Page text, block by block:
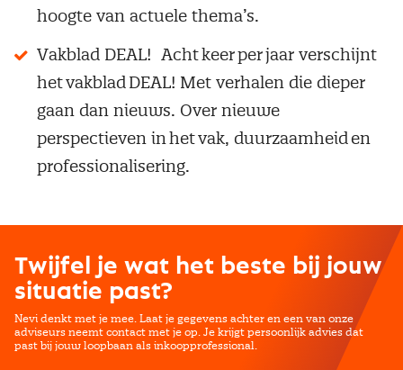
hoogte van actuele thema’s.
Vakblad DEAL! Acht keer per jaar verschijnt
het vakblad DEAL! Met verhalen die dieper
gaan dan nieuws. Over nieuwe
perspectieven in het vak, duurzaamheid en
professionalisering.
Twijfel je wat het beste bij jouw
situatie past?
Nevi denkt met je mee. Laat je gegevens achter en een van onze
adviseurs neemt contact met je op. Je krijgt persoonlijk advies dat
past bij jouw loopbaan als inkoopprofessional.